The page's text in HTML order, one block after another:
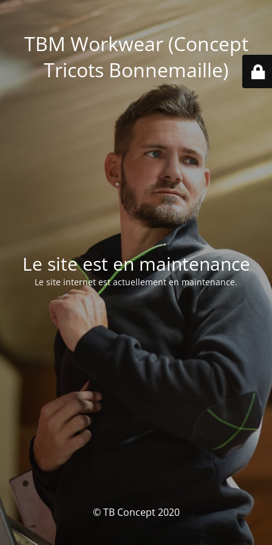
TBM Workwear (Concept
Tricots Bonnemaille)
Le site est en maintenance
Le site internet est actuellement en maintenance.
© TB Concept 2020